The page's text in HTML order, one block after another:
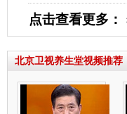
点击查看更多：
北京卫视养生堂视频推荐